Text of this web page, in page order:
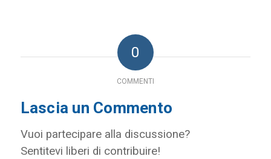
0
COMMENTI
Lascia un Commento
Vuoi partecipare alla discussione?
Sentitevi liberi di contribuire!